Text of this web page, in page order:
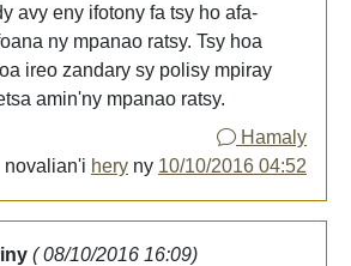
avy eny ifotony fa tsy ho afa-
ny mpanao ratsy. Tsy hoa
ireo zandary sy polisy mpiray
amin'ny mpanao ratsy.
Hamaly
novalian'i hery ny 10/10/2016 04:52
( 08/10/2016 16:09)